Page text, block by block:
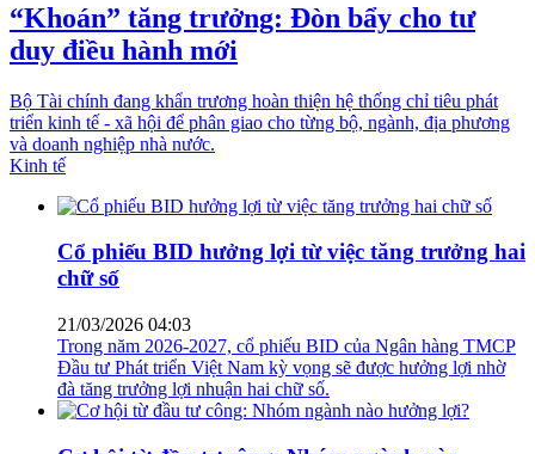
“Khoán” tăng trưởng: Đòn bẩy cho tư
duy điều hành mới
Bộ Tài chính đang khẩn trương hoàn thiện hệ thống chỉ tiêu phát
triển kinh tế - xã hội để phân giao cho từng bộ, ngành, địa phương
và doanh nghiệp nhà nước.
Kinh tế
Cổ phiếu BID hưởng lợi từ việc tăng trưởng hai
chữ số
21/03/2026 04:03
Trong năm 2026-2027, cổ phiếu BID của Ngân hàng TMCP
Đầu tư Phát triển Việt Nam kỳ vọng sẽ được hưởng lợi nhờ
đà tăng trưởng lợi nhuận hai chữ số.